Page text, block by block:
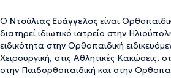
Ο Ντούλιας Ευάγγελοςείναι
διατηρεί ιδιωτικό ιατρείο στην
ειδικότητα στην Ορθοπαιδική
Χειρουργική, στις Αθλητικές Κακώσεις,
στην Παιδορθοπαιδική και στην